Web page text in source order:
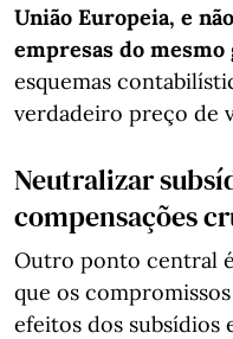
União Europeia, e
empresas do mesmo
esquemas
verdadeiro preço de
Neutralizar
compensações
Outro ponto central
que os
efeitos dos subsídios